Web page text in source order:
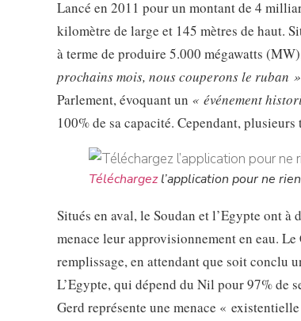
Lancé en 2011 pour un montant de 4
kilomètre de large et 145 mètres de haut.
à terme de produire 5.000 mégawatts
prochains mois, nous couperons le ruban »
Parlement, évoquant un « événement
100% de sa capacité. Cependant,
Téléchargezl’application pour ne
Situés en aval, le Soudan et l’Egypte ont
menace leur approvisionnement en eau.
remplissage, en attendant que soit conclu
L’Egypte, qui dépend du Nil pour 97% de
Gerd représente une menace «